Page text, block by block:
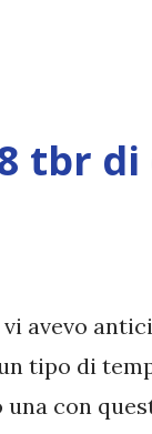
Giulia
- Il
Bellettini -
Claudia di
tbr
avevo
tipo di
con